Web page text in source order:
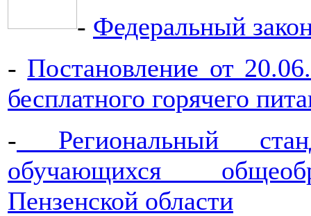
- Федеральный
- Постановление от
бесплатного горячего
- Региональный
обучающихся
Пензенской области